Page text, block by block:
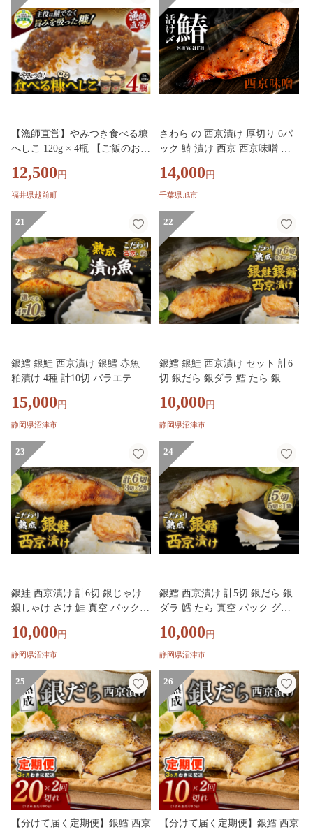
【漁師直営】やみつき食べる糠
へしこ 120g × 4瓶 【ご飯のお供
能調味料 へしこ 米ぬか】 おう
ちdeえちぜん [e38-a010]
12,500 円
福井県越前町
さわら の 西京漬け 厚切り 6パ
ック 鰆 漬け 西京 西京味噌 サ
お供 おかず おすすめ おいしい
贈答 ギフト プレゼント 贈答 記
納税 飯岡ヤマイチ水産-大納屋-
千葉県 旭市 iys034
14,000 円
千葉県旭市
21
銀鱈 銀鮭 西京漬け 銀鱈 赤魚
粕漬け 4種 計10切 バラエティ
銀じゃけ 銀しゃけ さけ 鮭 赤魚
真空 パック 西京漬け グリル 焼
お取り寄せ おすすめ お中元 お
歳暮 ギフト 沼津 静岡
15,000 円
静岡県沼津市
22
銀鱈 銀鮭 西京漬け セット 計6
切 銀だら 銀ダラ 鱈 たら 銀じ
ック 西京漬け グリル 焼魚 焼き
魚 ごはんのお供 おかず お取り
フト 沼津 静岡
10,000 円
静岡県沼津市
23
銀鮭 西京漬け 計6切 銀じゃけ
銀しゃけ さけ 鮭 真空 パック
供 おかず お取り寄せ おすすめ
お中元 お歳暮 ギフト 沼津 静岡
10,000 円
静岡県沼津市
24
銀鱈 西京漬け 計5切 銀だら 銀
ダラ 鱈 たら 真空 パック グリ
かず お取り寄せ おすすめ お中
元 お歳暮 ギフト 沼津 静岡
10,000 円
静岡県沼津市
25
【分けて届く定期便】銀鱈 西京
26
【分けて届く定期便】銀鱈 西京